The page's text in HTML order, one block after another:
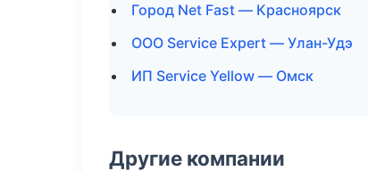
Город Net Fast — Красноярск
ООО Service Expert — Улан-Удэ
ИП Service Yellow — Омск
Другие компании